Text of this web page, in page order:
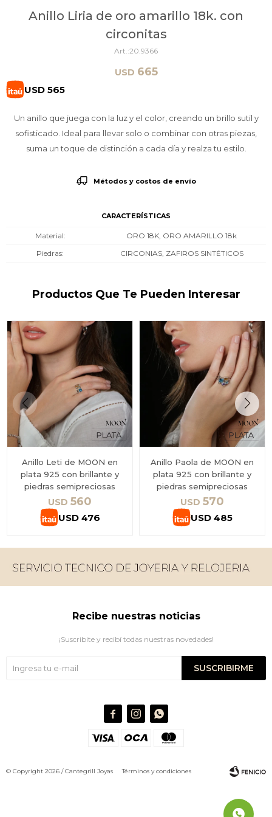
Anillo Liria de oro amarillo 18k. con
circonitas
20.9366
USD 665
USD 565
Un anillo que juega con la luz y el color, creando un brillo sutil y
sofisticado. Ideal para llevar solo o combinar con otras piezas,
suma un toque de distinción a cada día y realza tu estilo.
Métodos y costos de envío
CARACTERÍSTICAS
Material
ORO 18K, ORO AMARILLO 18k
Piedras
CIRCONIAS, ZAFIROS SINTÉTICOS
Productos Que Te Pueden Interesar
Anillo Leti de MOON en
plata 925 con brillante y
piedras semipreciosas
USD 560
USD 476
Anillo Paola de MOON en
plata 925 con brillante y
piedras semipreciosas
USD 570
USD 485
Recibe nuestras noticias
¡Suscribite y recibí todas nuestras novedades!
SUSCRIBIRME
  
© Copyright 2026 / Cantegrill JoyasTérminos y condiciones